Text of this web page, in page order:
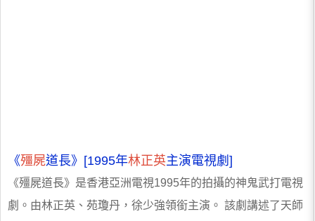
《殭屍道長》[1995年林正英主演電視劇]
《殭屍道長》是香港亞洲電視1995年的拍攝的神鬼武打電視
劇。由林正英、苑瓊丹，徐少強領銜主演。 該劇講述了天師